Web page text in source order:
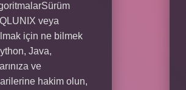
veya
için ne bilmek
Java,
ve
hakim olun,